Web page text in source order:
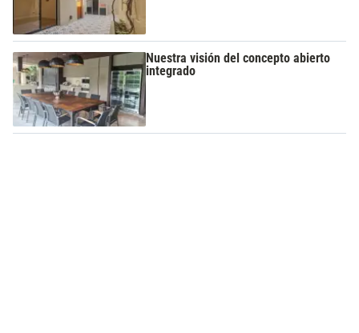
Nuestra visión del concepto abierto
integrado